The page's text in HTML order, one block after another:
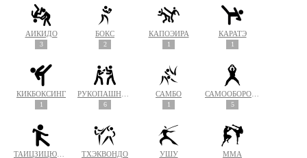
АЙКИДО
3
БОКС
2
КАПОЭЙРА
1
КАРАТЭ
1
КИКБОКСИНГ
1 6
САМБО
1 5
ТХЭКВОНДО УШУ MMA